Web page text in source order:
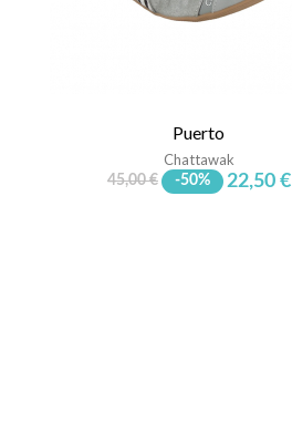
Puerto
Chattawak
45,00 € -50% 22,50 €